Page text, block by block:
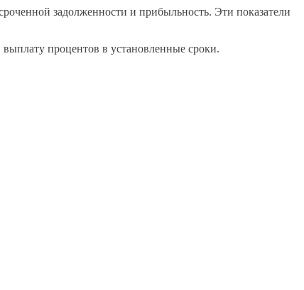
задолженности и прибыльность. Эти показатели
процентов в установленные сроки.